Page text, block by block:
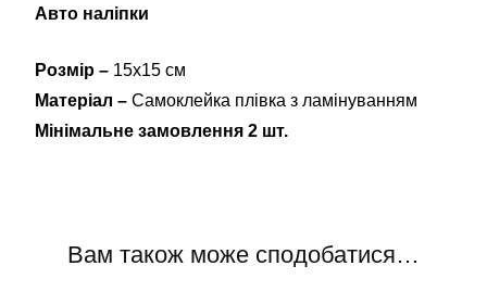
Авто наліпки
Розмір – 15х15 см
Матеріал – Самоклейка плівка з ламінуванням
Мінімальне замовлення 2 шт.
Вам також може сподобатися…